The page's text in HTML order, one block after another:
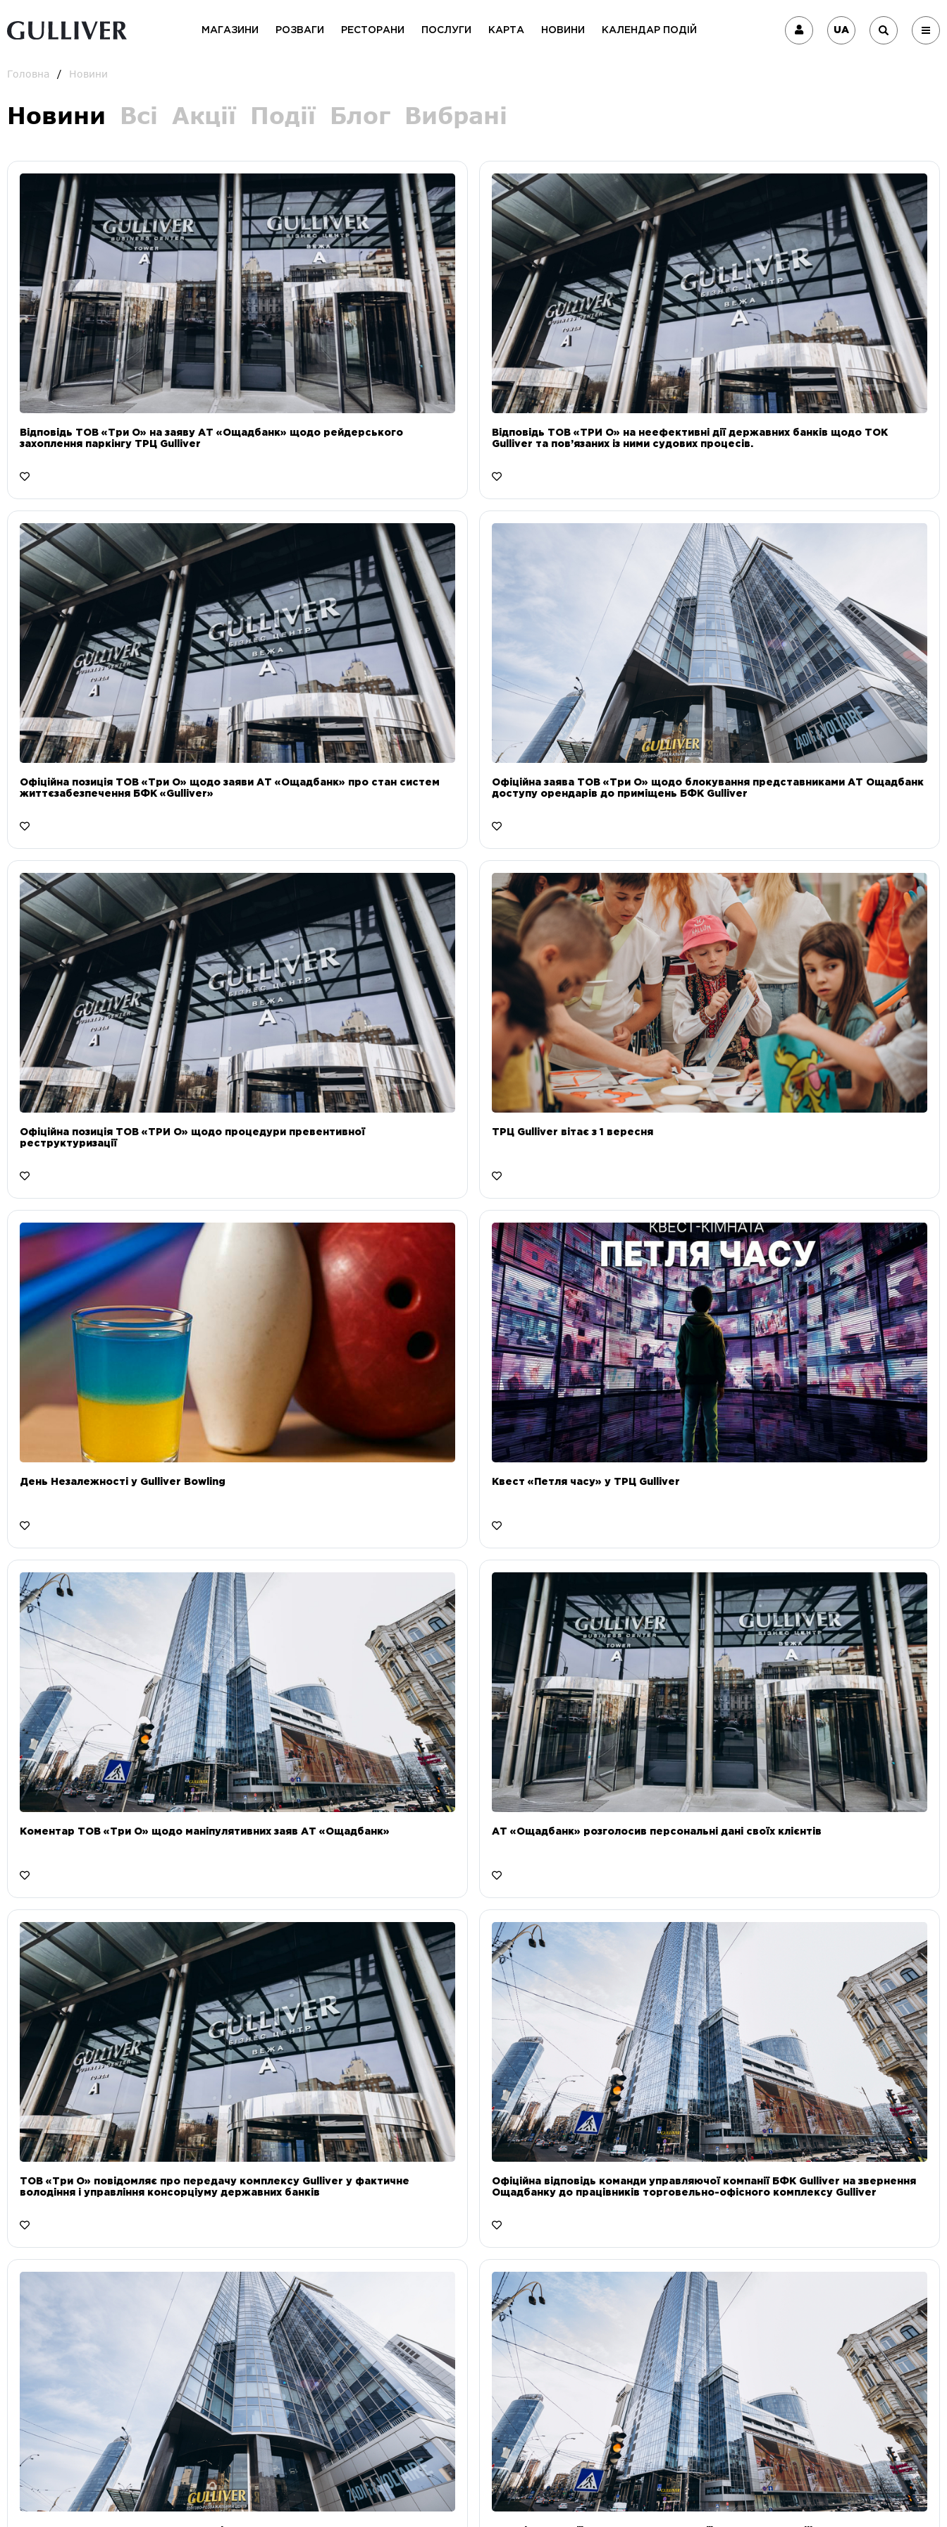
МАГАЗИНИ РОЗВАГИ РЕСТОРАНИ ПОСЛУГИ КАРТА НОВИНИ КАЛЕНДАР ПОДІЙ UA
Головна Новини
Новини Всі Акції Події Блог Вибрані
Відповідь ТОВ «Три О» на заяву АТ «Ощадбанк» щодо рейдерського
захоплення паркінгу ТРЦ Gulliver
Відповідь ТОВ «ТРИ О» на неефективні дії державних банків щодо ТОК
Gulliver та пов’язаних із ними судових процесів.
Офіційна позиція ТОВ «Три О» щодо заяви АТ «Ощадбанк» про стан систем
життєзабезпечення БФК «Gulliver»
Офіційна заява ТОВ «Три О» щодо блокування представниками АТ Ощадбанк
доступу орендарів до приміщень БФК Gulliver
Офіційна позиція ТОВ «ТРИ О» щодо процедури превентивної
реструктуризації
ТРЦ Gulliver вітає з 1 вересня
День Незалежності у Gulliver Bowling Квест «Петля часу» у ТРЦ Gulliver
Коментар ТОВ «Три О» щодо маніпулятивних заяв АТ «Ощадбанк» АТ «Ощадбанк» розголосив персональні дані своїх клієнтів
ТОВ «Три О» повідомляє про передачу комплексу Gulliver у фактичне
володіння і управління консорціуму державних банків
Офіційна відповідь команди управляючої компанії БФК Gulliver на звернення
Ощадбанку до працівників торговельно-офісного комплексу Gulliver